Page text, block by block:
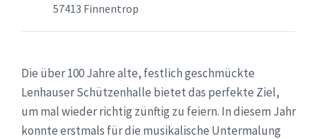
57413 Finnentrop
Die über 100 Jahre alte, festlich geschmückte
Lenhauser Schützenhalle bietet das perfekte Ziel,
um mal wieder richtig zünftig zu feiern. In diesem Jahr
konnte erstmals für die musikalische Untermalung